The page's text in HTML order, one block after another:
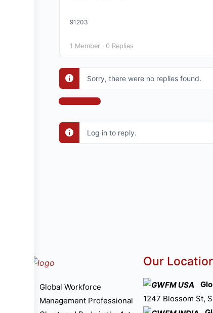
91203
1 Member · 0 Replies
Sorry, there were no replies found.
Log In to Reply
Log in to reply.
Global Workforce
Management Professional
Our
1247 Blossom St,